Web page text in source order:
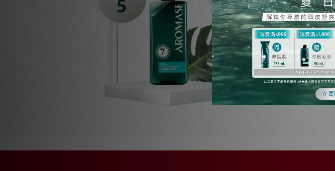
專利缺角瓶器+
別不便，同時
立即購買⇀